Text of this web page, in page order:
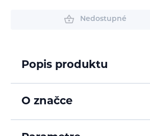
Nedostupné
Popis produktu
O značce